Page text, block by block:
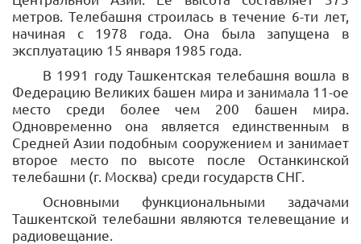
метров. Телебашня строилась в течение 6-ти лет,
начиная с 1978 года. Она была запущена в
эксплуатацию 15 января 1985 года.
В 1991 году Ташкентская телебашня вошла в
Федерацию Великих башен мира и занимала 11-ое
место среди более чем 200 башен мира.
Одновременно она является единственным в
Средней Азии подобным сооружением и занимает
второе место по высоте после Останкинской
телебашни (г. Москва) среди государств СНГ.
Основными функциональными задачами
Ташкентской телебашни являются телевещание и
радиовещание.